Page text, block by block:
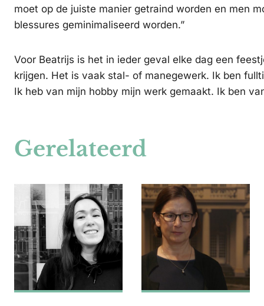
moet op de juiste manier getraind worden en men
blessures geminimaliseerd worden.”
Voor Beatrijs is het in ieder geval elke dag een
krijgen. Het is vaak stal- of manegewerk. Ik ben
Ik heb van mijn hobby mijn werk gemaakt. Ik ben
Gerelateerd